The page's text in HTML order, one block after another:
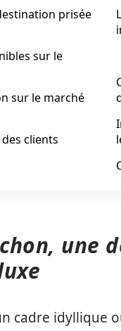
prisée
sur le
sur le marché
clients
cadre